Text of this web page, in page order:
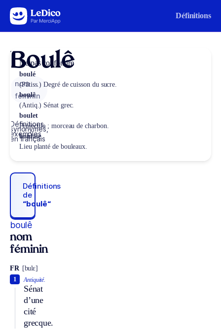
Aller au contenu Définitions
Boulê
nom
féminin
Définitions,
synonymes,
exemples
en français
Définitions
de
“boulê“
boulê
nom
féminin
FR [bulɛ]
Antiquité.
Sénat
d’une
cité
grecque.
1
Ne pas confondre
boulé
(Pâtiss.) Degré de cuisson du sucre.
boulê
(Antiq.) Sénat grec.
boulet
Projectile ; morceau de charbon.
boulaie
Lieu planté de bouleaux.